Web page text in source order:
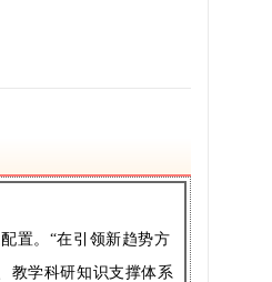
置。“在引领新趋势方
教学科研知识支撑体系